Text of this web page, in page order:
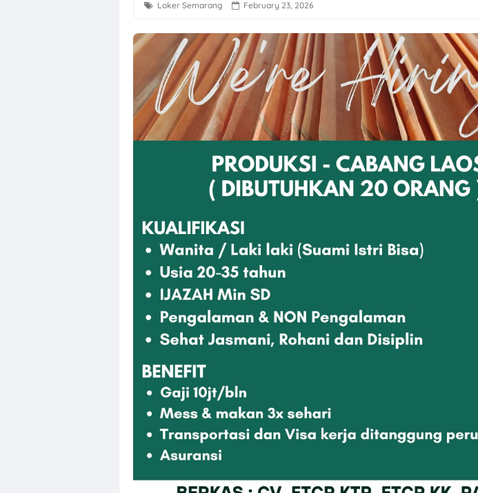
Loker Semarang Posisi Driver Gaji UMK
Loker Solo Raya Crew Dapur, Personal Hygiene, Staff
Loker Klaten, Sukoharjo, Surakarta Posisi Field
Loker Sukoharjo untuk 2 Posisi di Chery Solo Baru
Loker QC, PPIC, Operator Flexo di PT Quark Quality
Loker Crew Store di TIANLALA Ice Cream, Tea &
Loker Human Resource & General Affairs di
Loker Semarang Driver di PT Sumberdaya Dian
Loker Sleman di PT Bigga Damai Utama Bulan Agustus
Loker Solo Raya Minimal Lulusan SMK di Niagara
Loker Semarang February 23, 2026